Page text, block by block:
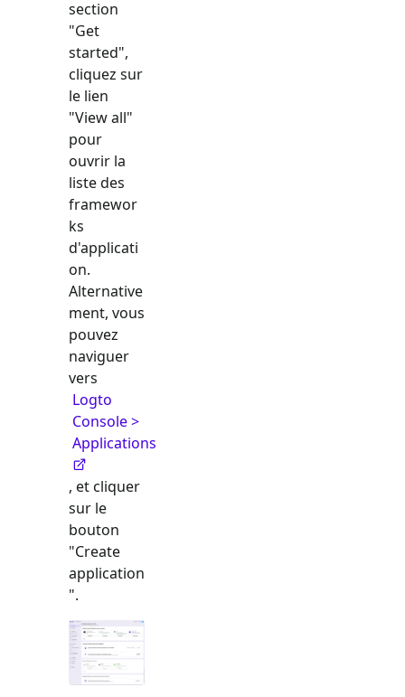
section
"Get
started",
cliquez sur
le lien
"View all"
pour
ouvrir la
liste des
framewor
ks
d'applicati
on.
Alternative
ment, vous
pouvez
naviguer
vers
Logto
Console >
Applications
, et cliquer
sur le
bouton
"Create
application
".